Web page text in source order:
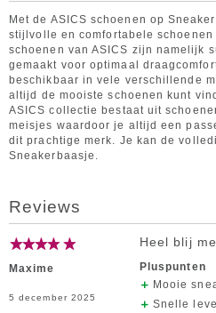
Met de ASICS schoenen op
stijlvolle en comfortabele
schoenen van ASICS zijn namelijk
gemaakt voor optimaal
beschikbaar in vele verschillende
altijd de mooiste schoenen kunt
ASICS collectie bestaat uit
meisjes waardoor je altijd een
dit prachtige merk. Je kan de
Sneakerbaasje.
Reviews
Maxime
5 december 2025
Heel blij
Pluspunten
Mooie
Snelle